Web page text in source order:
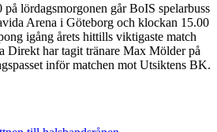
lördagsmorgonen går BoIS spelarbuss
Arena i Göteborg och klockan 15.00
igång årets hittills viktigaste match
Direkt har tagit tränare Max Mölder på
inför matchen mot Utsiktens BK.